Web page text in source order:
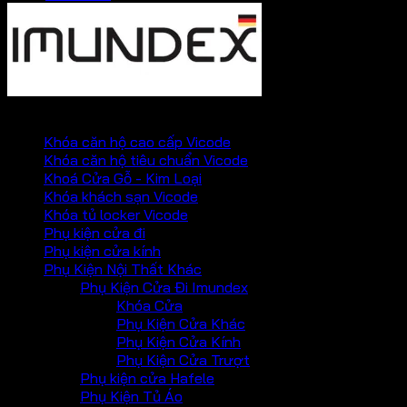
Khóa căn hộ cao cấp Vicode
Khóa căn hộ tiêu chuẩn Vicode
Khoá Cửa Gỗ - Kim Loại
Khóa khách sạn Vicode
Khóa tủ locker Vicode
Phụ kiện cửa đi
Phụ kiện cửa kính
Phụ Kiện Nội Thất Khác
Phụ Kiện Cửa Đi Imundex
Khóa Cửa
Phụ Kiện Cửa Khác
Phụ Kiện Cửa Kính
Phụ Kiện Cửa Trượt
Phụ kiện cửa Hafele
Phụ Kiện Tủ Áo